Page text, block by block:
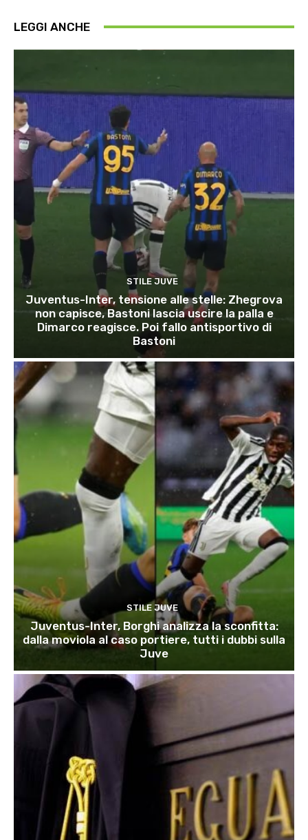
LEGGI ANCHE
STILE JUVE
Juventus-Inter, tensione alle stelle: Zhegrova
non capisce, Bastoni lascia uscire la palla e
Dimarco reagisce. Poi fallo antisportivo di
Bastoni
STILE JUVE
Juventus-Inter, Borghi analizza la sconfitta:
dalla moviola al caso portiere, tutti i dubbi sulla
Juve